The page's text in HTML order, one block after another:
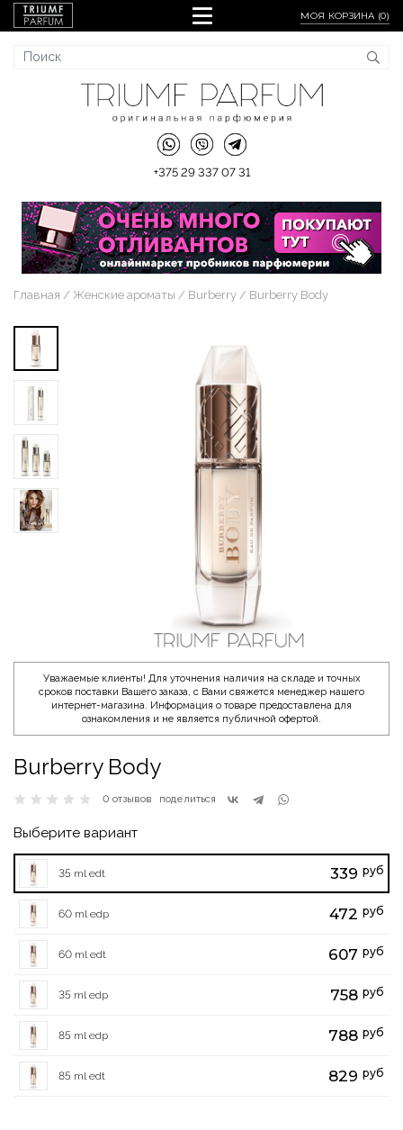
МОЯ КОРЗИНА (0)
+375 29 337 07 31
Главная Женские ароматы Burberry Burberry Body
Уважаемые клиенты! Для уточнения наличия на складе и точных
сроков поставки Вашего заказа, с Вами свяжется менеджер нашего
интернет-магазина. Информация о товаре предоставлена для
ознакомления и не является публичной офертой.
Burberry Body
0 отзывов поделиться
Выберите вариант
35 ml edt 339 руб
60 ml edp 472 руб
60 ml edt 607 руб
35 ml edp 758 руб
85 ml edp 788 руб
85 ml edt 829 руб